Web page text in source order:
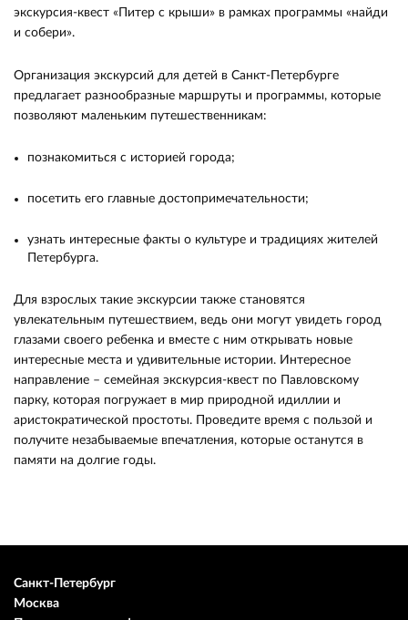
экскурсия-квест «Питер с крыши» в рамках программы «найди
и собери».
Организация экскурсий для детей в Санкт-Петербурге
предлагает разнообразные маршруты и программы, которые
позволяют маленьким путешественникам:
познакомиться с историей города;
посетить его главные достопримечательности;
узнать интересные факты о культуре и традициях жителей
Петербурга.
Для взрослых такие экскурсии также становятся
увлекательным путешествием, ведь они могут увидеть город
глазами своего ребенка и вместе с ним открывать новые
интересные места и удивительные истории. Интересное
направление – семейная экскурсия-квест по Павловскому
парку, которая погружает в мир природной идиллии и
аристократической простоты. Проведите время с пользой и
получите незабываемые впечатления, которые останутся в
памяти на долгие годы.
Санкт-Петербург
Москва